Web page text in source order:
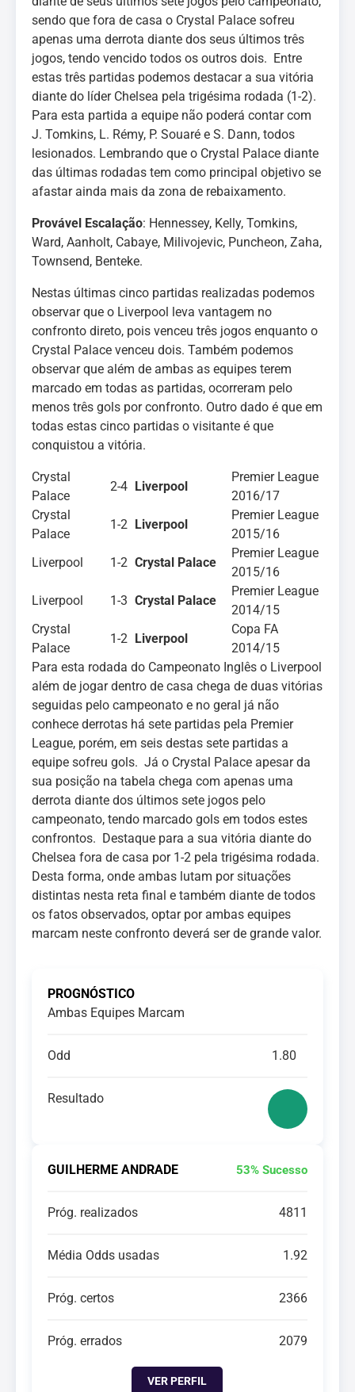
sendo que fora de casa o Crystal Palace sofreu
apenas uma derrota diante dos seus últimos três
jogos, tendo vencido todos os outros dois. Entre
estas três partidas podemos destacar a sua vitória
diante do líder Chelsea pela trigésima rodada (1-2).
Para esta partida a equipe não poderá contar com
J. Tomkins, L. Rémy, P. Souaré e S. Dann, todos
lesionados. Lembrando que o Crystal Palace diante
das últimas rodadas tem como principal objetivo se
afastar ainda mais da zona de rebaixamento.
Provável Escalação: Hennessey, Kelly, Tomkins,
Ward, Aanholt, Cabaye, Milivojevic, Puncheon, Zaha,
Townsend, Benteke.
Nestas últimas cinco partidas realizadas podemos
observar que o Liverpool leva vantagem no
confronto direto, pois venceu três jogos enquanto o
Crystal Palace venceu dois. Também podemos
observar que além de ambas as equipes terem
marcado em todas as partidas, ocorreram pelo
menos três gols por confronto. Outro dado é que em
todas estas cinco partidas o visitante é que
conquistou a vitória.
Crystal
Palace
2-4 Liverpool
Premier League
2016/17
Crystal
Palace
1-2 Liverpool
Premier League
2015/16
Liverpool
1-2 Crystal Palace
Premier League
2015/16
Liverpool
1-3 Crystal Palace
Premier League
2014/15
Crystal
Palace
1-2 Liverpool
Copa FA
2014/15
Para esta rodada do Campeonato Inglês o Liverpool
além de jogar dentro de casa chega de duas vitórias
seguidas pelo campeonato e no geral já não
conhece derrotas há sete partidas pela Premier
League, porém, em seis destas sete partidas a
equipe sofreu gols. Já o Crystal Palace apesar da
sua posição na tabela chega com apenas uma
derrota diante dos últimos sete jogos pelo
campeonato, tendo marcado gols em todos estes
confrontos. Destaque para a sua vitória diante do
Chelsea fora de casa por 1-2 pela trigésima rodada.
Desta forma, onde ambas lutam por situações
distintas nesta reta final e também diante de todos
os fatos observados, optar por ambas equipes
marcam neste confronto deverá ser de grande valor.
PROGNÓSTICO
Ambas Equipes Marcam
Odd 1.80
Resultado
GUILHERME ANDRADE 53% Sucesso
Próg. realizados 4811
Média Odds usadas 1.92
Próg. certos 2366
Próg. errados 2079
VER PERFIL